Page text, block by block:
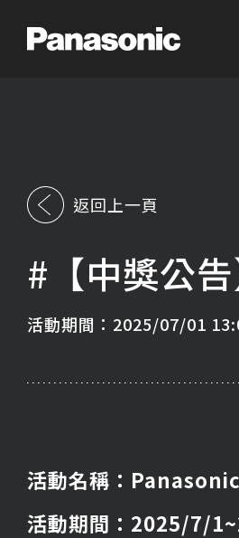
返回上一頁
#【中獎公
活動期間：2025/07/01
活動名稱：
活動期間：2025/7/